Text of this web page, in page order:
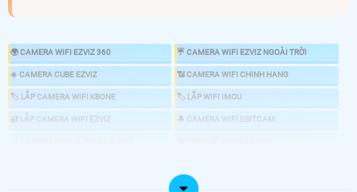
🌍 CAMERA WIFI EZVIZ 360 ☔ CAMERA WIFI EZVIZ NGOÀI TRỜI
☀️ CAMERA CUBE EZVIZ 📶 CAMERA WIFI CHINH HANG
🏷 LẮP CAMERA WIFI KBONE 🏷 LẮP WIFI IMOU
🔐 LẮP CAMERA WIFI EZVIZ 🔔 CAMERA WIFI EBITCAM
💎 CAMERA WIFI NHỎ GỌN CUBE